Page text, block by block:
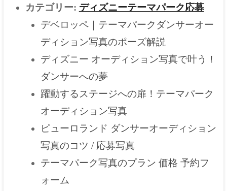
カテゴリー: ディズニーテーマパーク応募
デベロッペ｜テーマパークダンサーオー
ディション写真のポーズ解説
ディズニー オーディション写真で叶う！
ダンサーへの夢
躍動するステージへの扉！テーマパーク
オーディション写真
ピューロランド ダンサーオーディション
写真のコツ / 応募写真
テーマパーク写真のプラン 価格 予約フ
ォーム